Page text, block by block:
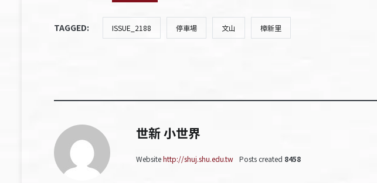
TAGGED: ISSUE_2188 停車場 文山 樟新里
世新 小世界
Websitehttp://shuj.shu.edu.tw Posts created 8458